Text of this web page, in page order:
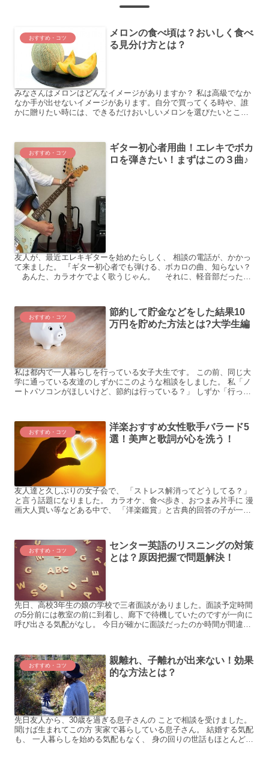
おすすめ・コツ
メロンの食べ頃は？おいしく食べ
る見分け方とは？
みなさんはメロンはどんなイメージがありますか？ 私は高級でなか
なか手が出せないイメージがあります。自分で買ってくる時や、誰
かに贈りたい時には、できるだけおいしいメロンを選びたいところ
おすすめ・コツ
ギター初心者用曲！エレキでボカ
ロを弾きたい！まずはこの３曲♪
友人が、最近エレキギターを始めたらしく、 相談の電話が、かかっ
て来ました。 『ギター初心者でも弾ける、ボカロの曲、知らない？
あんた、カラオケでよく歌うじゃん。 それに、軽音部だったで
おすすめ・コツ
節約して貯金などをした結果10
万円を貯めた方法とは?大学生編
私は都内で一人暮らしを行っている女子大生です。 この前、同じ大
学に通っている友達のしずかにこのような相談をしました。 私「ノ
ートパソコンがほしいけど、節約は行っている？」 しずか「行って
おすすめ・コツ
洋楽おすすめ女性歌手バラード5
選！美声と歌詞が心を洗う！
友人達と久しぶりの女子会で、 「ストレス解消ってどうしてる？」
と言う話題になりました。 カラオケ、食べ歩き、おつまみ片手に 漫
画大人買い等などある中で、 「洋楽鑑賞」と古典的回答の子が一
おすすめ・コツ
センター英語のリスニングの対策
とは？原因把握で問題解決！
先日、高校3年生の娘の学校で三者面談がありました。面談予定時間
の5分前には教室の前に到着し、廊下で待機していたのですが一向に
呼び出さる気配がなし。 今日が確かに面談だったのか時間が間違っ
おすすめ・コツ
親離れ、子離れが出来ない！効果
的な方法とは？
先日友人から、30歳を過ぎる息子さんの ことで相談を受けました。
聞けば生まれてこの方 実家で暮らしている息子さん。 結婚する気配
も、 一人暮らしを始める気配もなく、 身の回りの世話もほとんど親